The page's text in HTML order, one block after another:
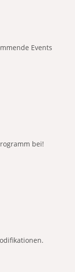
Events
bei!